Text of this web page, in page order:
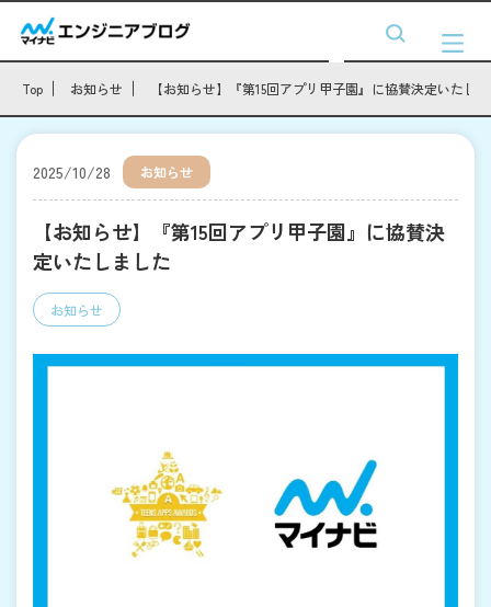
Top お知らせ 【お知らせ】『第15回アプリ甲子園』に協賛決定いたし
2025/10/28 お知らせ
【お知らせ】『第15回アプリ甲子園』に協賛決
定いたしました
お知らせ